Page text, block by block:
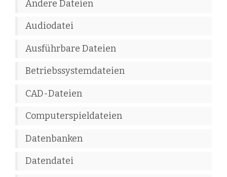
Andere Dateien
Audiodatei
Ausführbare Dateien
Betriebssystemdateien
CAD-Dateien
Computerspieldateien
Datenbanken
Datendatei